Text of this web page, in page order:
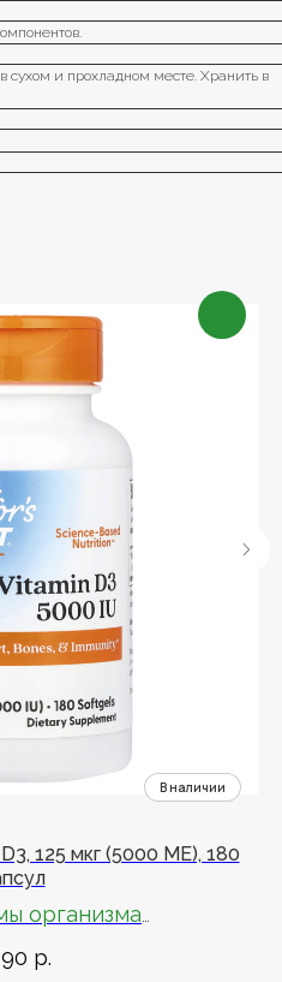
сухом и прохладном месте. Хранить в
125 мкг (5000 МЕ), 180
организма
из солнечного света
р.